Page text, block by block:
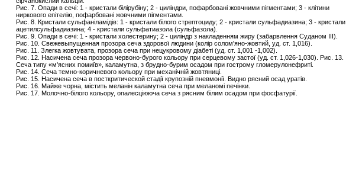
Рис. 7. Опади в сечі: 1 - кристали білірубіну; 2 - циліндри, пофарбовані жовчними пігментами; 3 - клітини
ниркового епітелію, пофарбовані жовчними пігментами.
Рис. 8. Кристали сульфаніламідів: 1 - кристали білого стрептоциду; 2 - кристали сульфадиазина; 3 - кристали
ацетилсульфадиазина; 4 - кристали сульфатиазола (сульфазола).
Рис. 9. Опади в сечі: 1 - кристали холестерину; 2 - циліндр з накладенням жиру (забарвлення Суданом III).
Рис. 10. Свежевыпущенная прозора сеча здорової людини (колір солом'яно-жовтий, уд. ст. 1,016).
Рис. 11. Злегка жовтувата, прозора сеча при нецукровому діабеті (уд. ст. 1,001 -1,002).
Рис. 12. Насичена сеча прозора червоно-бурого кольору при серцевому застої (уд. ст. 1,026-1,030). Рис. 13.
Сеча типу «м'ясних помиїв», каламутна, з брудно-бурим осадом при гострому гломерулонефриті.
Рис. 14. Сеча темно-коричневого кольору при механічній жовтяниці.
Рис. 15. Насичена сеча в посткритической стадії крупозній пневмонії. Видно рясний осад уратів.
Рис. 16. Майже чорна, містить меланін каламутна сеча при меланомі печінки.
Рис. 17. Молочно-білого кольору, опалесціююча сеча з рясним білим осадом при фосфатурії.